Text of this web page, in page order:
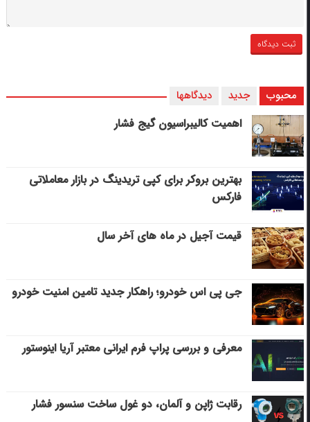
محبوب جدید دیدگاهها
اهمیت کالیبراسیون گیج فشار
بهترین بروکر برای کپی‌ تریدینگ در بازار معاملاتی
فارکس
قیمت آجیل در ماه های آخر سال
جی پی اس خودرو؛ راهکار جدید تامین امنیت خودرو
معرفی و بررسی پراپ فرم ایرانی معتبر آریا اینوستور
رقابت ژاپن و آلمان، دو غول ساخت سنسور فشار